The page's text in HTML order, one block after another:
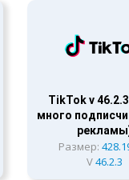
TikTok v
много
Размер:
V46.2.3